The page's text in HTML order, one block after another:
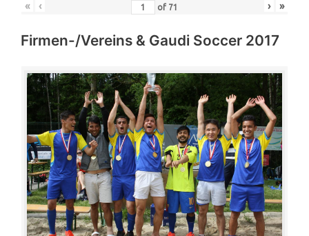
« ‹ of 71 › »
Firmen-/Vereins & Gaudi Soccer 2017